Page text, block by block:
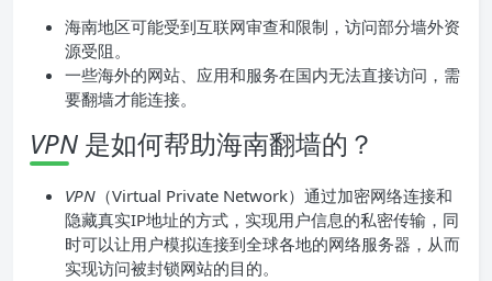
海南地区可能受到互联网审查和限制，访问部分墙外资
源受阻。
一些海外的网站、应用和服务在国内无法直接访问，需
要翻墙才能连接。
VPN 是如何帮助海南翻墙的？
VPN （Virtual Private Network）通过加密网络连接和
隐藏真实IP地址的方式，实现用户信息的私密传输，同
时可以让用户模拟连接到全球各地的网络服务器，从而
实现访问被封锁网站的目的。